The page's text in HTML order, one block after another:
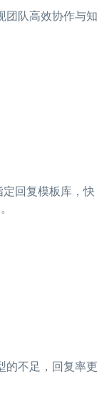
团队高效协作与知
回复模板库，快
的不足，回复率更